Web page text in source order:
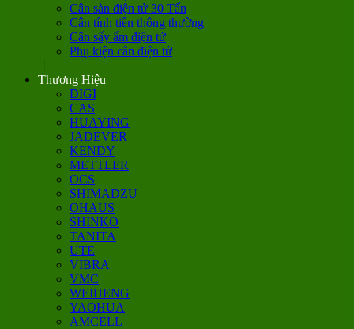
Cân sàn điện tử 30 Tấn
Cân tính tiền thông thường
Cân sấy ẩm điện tử
Phụ kiện cân điện tử
Thương Hiệu
DIGI
CAS
HUAYING
JADEVER
KENDY
METTLER
OCS
SHIMADZU
OHAUS
SHINKO
TANITA
UTE
VIBRA
VMC
WEIHENG
YAOHUA
AMCELL